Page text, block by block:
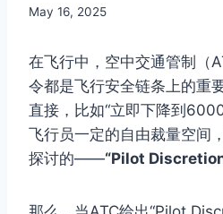
By
May 16, 2025
在飞行中，空中交通管制（
令都是飞行安全链条上的重
直接，比如“立即下降到
飞行员一定的自由裁量空间
探讨的——“Pilot